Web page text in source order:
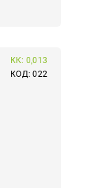
КОД: 022
КК: 0,013